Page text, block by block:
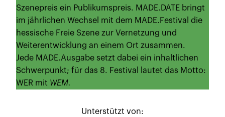
Szenepreis ein Publikumspreis. MADE.DATE bringt
im jährlichen Wechsel mit dem MADE.Festival die
hessische Freie Szene zur Vernetzung und
Weiterentwicklung an einem Ort zusammen.
Jede MADE.Ausgabe setzt dabei ein inhaltlichen
Schwerpunkt; für das 8. Festival lautet das Motto:
WER mit WEM.
Unterstützt von: